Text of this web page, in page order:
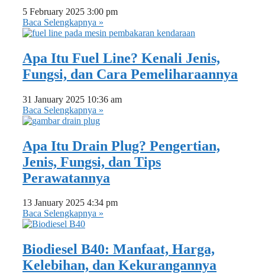
5 February 2025 3:00 pm
Baca Selengkapnya »
Apa Itu Fuel Line? Kenali Jenis,
Fungsi, dan Cara Pemeliharaannya
31 January 2025 10:36 am
Baca Selengkapnya »
Apa Itu Drain Plug? Pengertian,
Jenis, Fungsi, dan Tips
Perawatannya
13 January 2025 4:34 pm
Baca Selengkapnya »
Biodiesel B40: Manfaat, Harga,
Kelebihan, dan Kekurangannya